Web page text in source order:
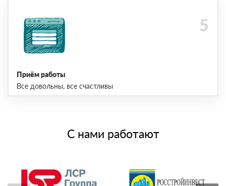
Приём работы
Все довольны, все счастливы
С нами работают